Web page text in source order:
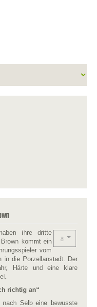
ihre dritte
kommt ein
vom
in die Porzellanstadt. Der
Härte und eine klare
richtig an“
Selb eine bewusste